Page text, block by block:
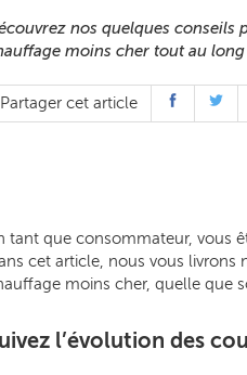
nos quelques conseils
moins cher tout au long
Partager cet article
tant que consommateur, vous
cet article, nous vous livrons
moins cher, quelle que
l’évolution des